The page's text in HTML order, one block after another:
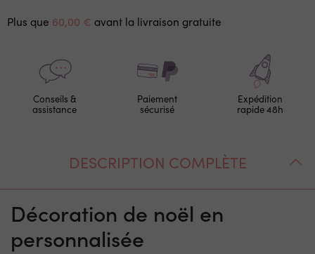
Plus que 60,00 € avant la livraison gratuite
Conseils &
assistance
Paiement
sécurisé
Expédition
rapide 48h
DESCRIPTION COMPLÈTE
Décoration de noël en
personnalisée